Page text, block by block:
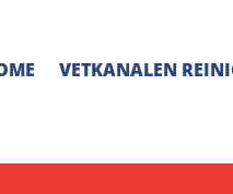
VETKANALEN